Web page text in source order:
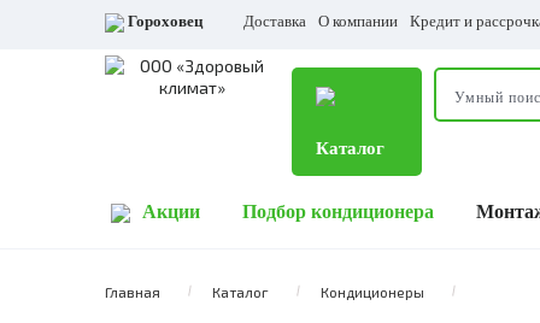
Гороховец Доставка О компании Кредит и
Каталог
Акции Подбор кондиционера
Главная Каталог Кондиционеры